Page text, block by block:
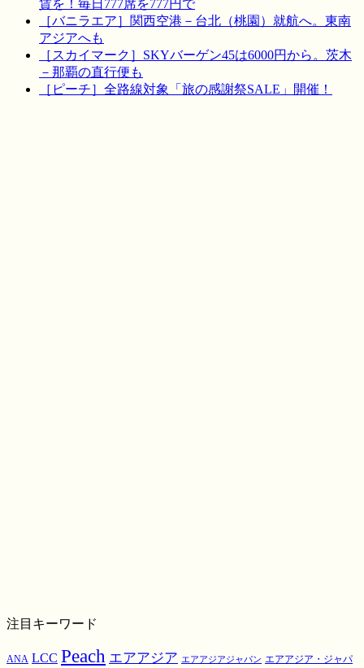
賃を！毎日777席を777円で
［バニラエア］関西空港－台北（桃園）就航へ。東南
アジアへも
［スカイマーク］SKYバーゲン45は6000円から。茨木
－那覇の直行便も
［ピーチ］全路線対象「旅の感謝祭SALE」開催！
注目キーワード
ANA LCC Peach エアアジア エアアジアジャパン エアアジア・ジャパ